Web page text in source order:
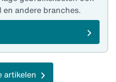
andere branches.
artikelen